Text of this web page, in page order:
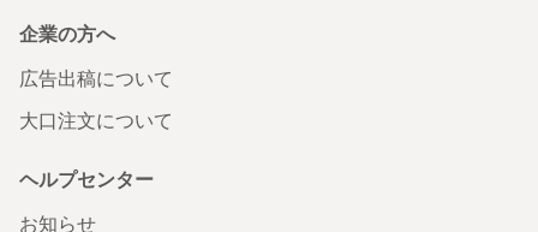
企業の方へ
広告出稿について
大口注文について
ヘルプセンター
お知らせ